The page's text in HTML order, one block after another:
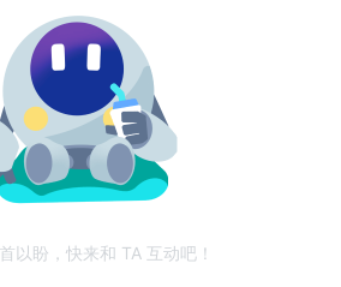
以盼，快来和 TA 互动吧！